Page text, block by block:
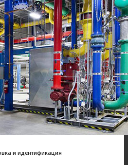
и идентификация